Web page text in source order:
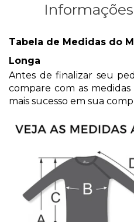
Tabela de Medidas do
Longa
Antes de finalizar seu
compare com as
mais sucesso em sua